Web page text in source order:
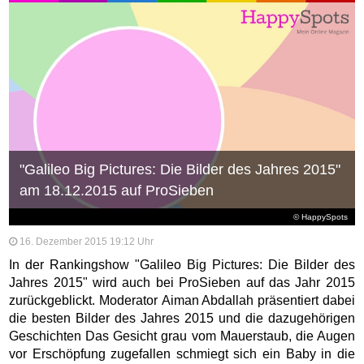
© HappySpots
"Galileo Big Pictures: Die Bilder des Jahres 2015"
am 18.12.2015 auf ProSieben
16. Dezember 2015 19:12 Uhr
In der Rankingshow "Galileo Big Pictures: Die Bilder des
Jahres 2015" wird auch bei ProSieben auf das Jahr 2015
zurückgeblickt. Moderator Aiman Abdallah präsentiert dabei
die besten Bilder des Jahres 2015 und die dazugehörigen
Geschichten Das Gesicht grau vom Mauerstaub, die Augen
vor Erschöpfung zugefallen schmiegt sich ein Baby in die